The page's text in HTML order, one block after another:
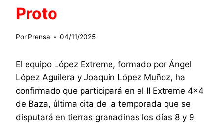
Proto
Por Prensa 04/11/2025
El equipo López Extreme, formado por Ángel
López Aguilera y Joaquín López Muñoz, ha
confirmado que participará en el II Extreme 4×4
de Baza, última cita de la temporada que se
disputará en tierras granadinas los días 8 y 9